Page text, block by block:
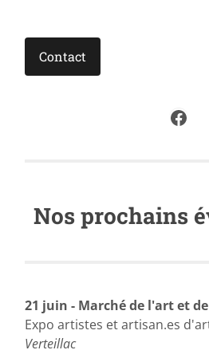
Contact
Nos prochains
21 juin - Marché de l'art et
Expo artistes et artisan.es
Verteillac